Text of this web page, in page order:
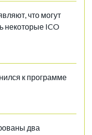
что могут
некоторые ICO
к программе
два